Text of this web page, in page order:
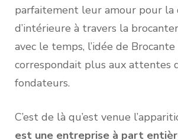
parfaitement leur amour pour la
d’intérieure à travers la
avec le temps, l’idée de Brocante
correspondait plus aux attentes
fondateurs.
C’est de là qu’est venue
est une entreprise à part